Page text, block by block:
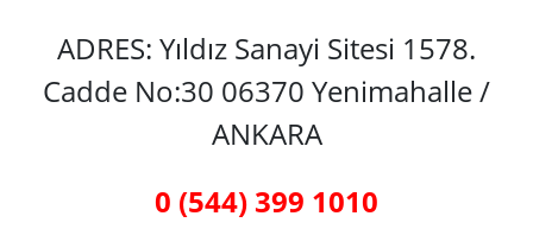
ADRES: Yıldız Sanayi Sitesi 1578.
Cadde No:30 06370 Yenimahalle /
ANKARA
0 (544) 399 1010